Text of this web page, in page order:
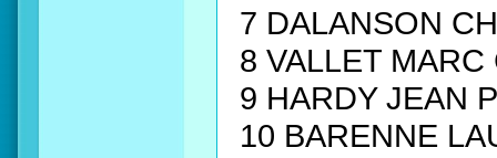
7 DALANSON
8 VALLET
9 HARDY JEAN
10 BARENNE